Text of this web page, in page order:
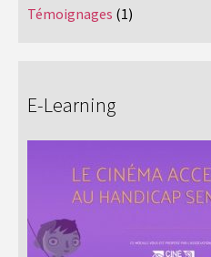
Témoignages (1)
E-Learning